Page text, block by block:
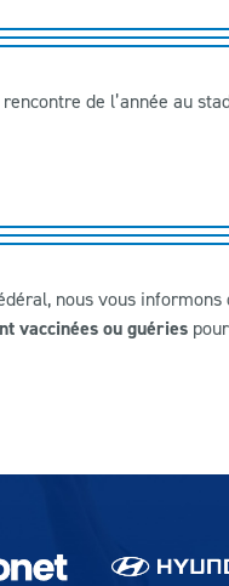
de l’année au
nous vous
vaccinées ou guéries